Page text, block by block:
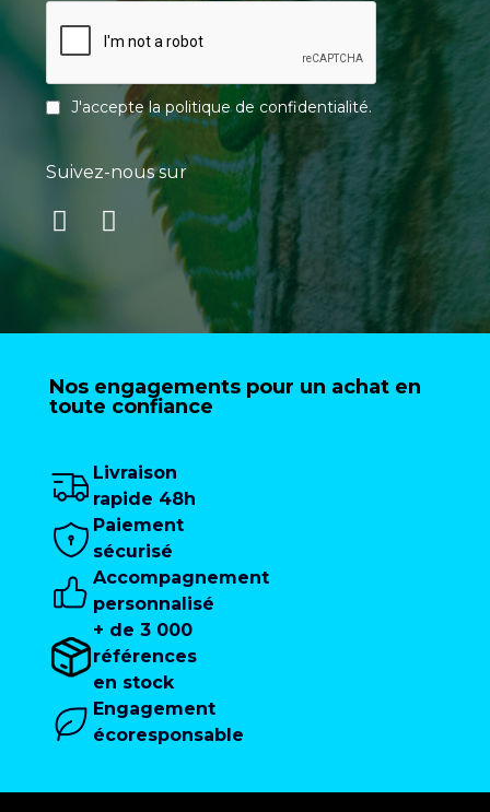
J'accepte lapolitique de confidentialité.
Suivez-nous sur
Nos engagements pour un achat en
toute confiance
Livraison
rapide 48h
Paiement
sécurisé
Accompagnement
personnalisé
+ de 3 000
références
en stock
Engagement
écoresponsable